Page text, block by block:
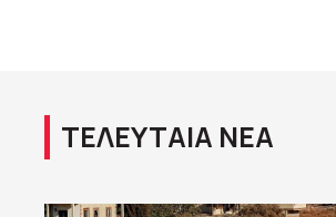
ΤΕΛΕΥΤΑΙΑ ΝΕΑ